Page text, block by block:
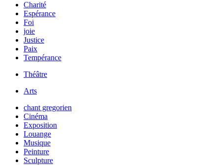
Charité
Espérance
Foi
joie
Justice
Paix
Tempérance
Théâtre
Arts
chant gregorien
Cinéma
Exposition
Louange
Musique
Peinture
Sculpture